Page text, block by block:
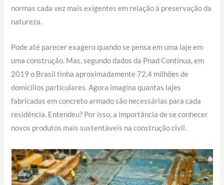
normas cada vez mais exigentes em relação à preservação da
natureza.
Pode até parecer exagero quando se pensa em uma laje em
uma construção. Mas, segundo dados da Pnad Contínua, em
2019 o Brasil tinha aproximadamente 72,4 milhões de
domicílios particulares. Agora imagina quantas lajes
fabricadas em concreto armado são necessárias para cada
residência. Entendeu? Por isso, a importância de se conhecer
novos produtos mais sustentáveis na construção civil.